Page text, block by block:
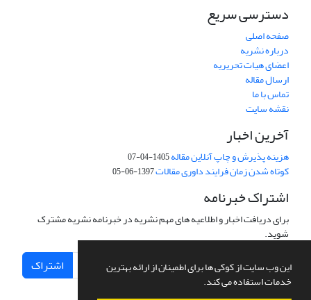
این وب سایت از کوکی ها برای اطمینان از ارائه بهترین
خدمات استفاده می کند.
دسترسی سریع
صفحه اصلی
درباره نشریه
اعضای هیات تحریریه
ارسال مقاله
تماس با ما
نقشه سایت
آخرین اخبار
هزینه پذیرش و چاپ آنلاین مقاله1405-04-07
کوتاه شدن زمان فرایند داوری مقالات1397-06-05
اشتراک خبرنامه
برای دریافت اخبار و اطلاعیه های مهم نشریه در خبرنامه نشریه مشترک
شوید.
اشتراک